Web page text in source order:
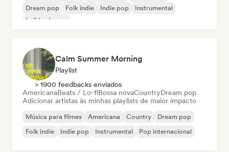
Dream pop
Folk indie Indie pop
Instrumental
Lofi bedroom
Calm Summer Morning
Playlist
> 1900 feedbacks enviados
AmericanaBeats / Lo-fiBossa novaCountryDream pop
Adicionar artistas às minhas playlists de maior impacto
Música para filmes Americana Country
Dream pop
Folk indie
Indie pop Instrumental Pop internacional